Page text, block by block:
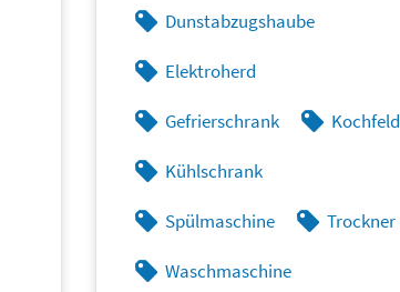
Dunstabzugshaube
Elektroherd
Gefrierschrank Kochfeld
Kühlschrank
Spülmaschine Trockner
Waschmaschine